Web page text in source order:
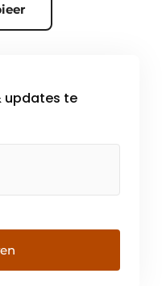
updates te